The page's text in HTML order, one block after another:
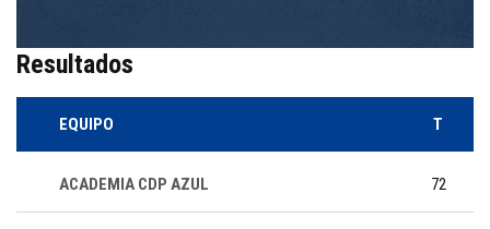
Resultados
EQUIPO T
ACADEMIA CDP AZUL 72